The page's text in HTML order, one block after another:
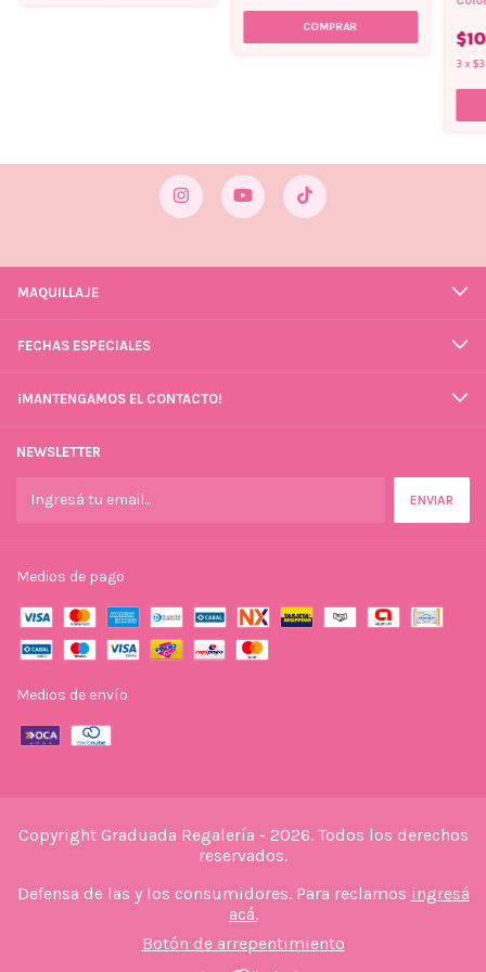
3x
MAQUILLAJE
FECHAS ESPECIALES
¡MANTENGAMOS EL CONTACTO!
NEWSLETTER
Medios de pago
Medios de envío
Copyright Graduada Regalería - 2026. Todos los derechos
reservados.
Defensa de las y los consumidores. Para reclamos ingresá
acá.
Botón de arrepentimiento